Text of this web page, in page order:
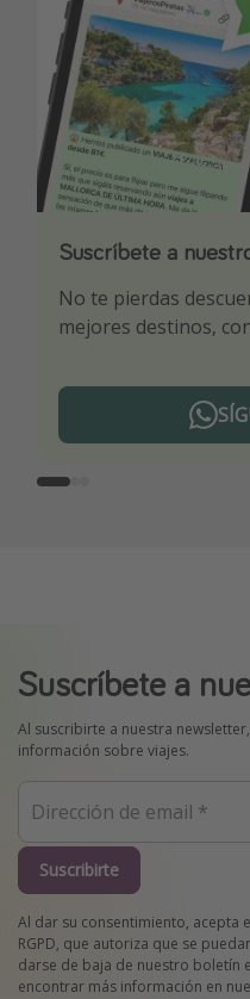
Suscríbete a
No te pierdas
mejores destinos,
Descarga nuestra
Sé el primero en
¡Suscríbete a
¡Recibe las mejores
ti por nuestros
Suscríbete a
Al suscribirte a nuestra
información sobre viajes.
Suscribirte
Al dar su consentimiento, acepta
RGPD, que autoriza que se
darse de baja de nuestro boletín
encontrar más información en